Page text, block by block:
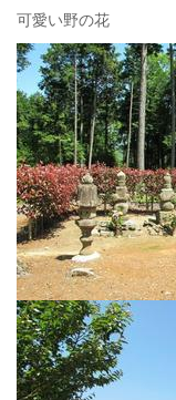
可愛い野の花